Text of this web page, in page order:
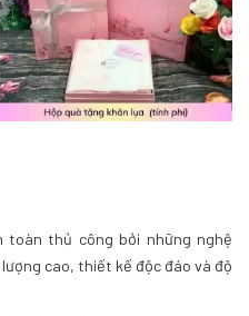
toàn thủ công bởi những nghệ
cao, thiết kế độc đáo và độ